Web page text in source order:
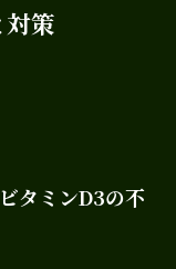
策
タミンD3の不